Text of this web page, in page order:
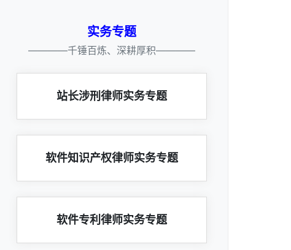
实务专题
————千锤百炼、深耕厚积————
站长涉刑律师实务专题
软件知识产权律师实务专题
软件专利律师实务专题